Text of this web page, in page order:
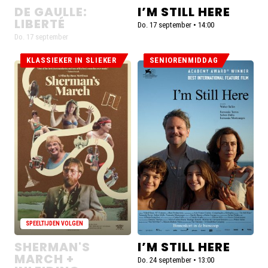
DE GAULLE:
LIBERTÉ
Do. 17 september
I’M STILL HERE
Do. 17 september • 14:00
De
voorstellingen
voor
Sherman's
March
inleiding
zijn
uitverkocht
KLASSIEKER IN SLIEKER
SPEELTIJDEN VOLGEN
SHERMAN'S
MARCH +
Lees
meer
SENIORENMIDDAG
I’M STILL HERE
Do. 24 september • 13:00